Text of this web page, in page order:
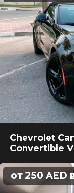
Chevrolet
Convertible
от 250 AED